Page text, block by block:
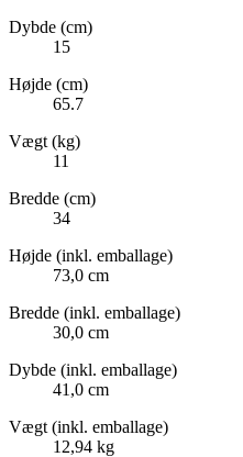
Dybde (cm)
15
Højde (cm)
65.7
Vægt (kg)
11
Bredde (cm)
34
Højde (inkl. emballage)
73,0 cm
Bredde (inkl. emballage)
30,0 cm
Dybde (inkl. emballage)
41,0 cm
Vægt (inkl. emballage)
12,94 kg